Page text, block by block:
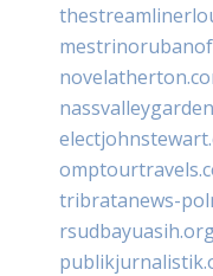
tribratanews-